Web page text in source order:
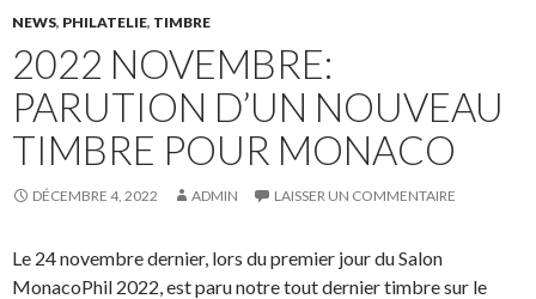
NEWS, PHILATELIE, TIMBRE
2022 NOVEMBRE:
PARUTION D’UN NOUVEAU
TIMBRE POUR MONACO
DÉCEMBRE 4, 2022 ADMIN LAISSER UN COMMENTAIRE
Le 24 novembre dernier, lors du premier jour du Salon
MonacoPhil 2022, est paru notre tout dernier timbre sur le